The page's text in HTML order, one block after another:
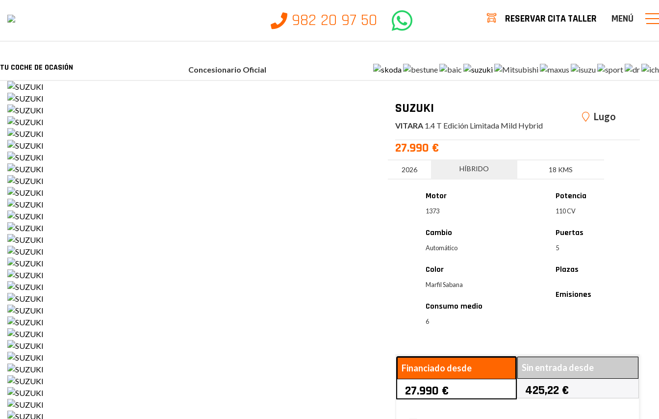
982 20 97 50 RESERVAR CITA TALLER MENÚ
TU COCHE DE OCASIÓN Concesionario Oficial
SUZUKI
VITARA1.4 T Edición Limitada Mild Hybrid
Lugo
27.990 €
2026 HÍBRIDO 18 KMS
Motor
1373
Cambio
Automático
Color
Marfil Sabana
Consumo medio
6
Potencia
110 CV
Puertas
5
Plazas
Emisiones
Financiado desde
27.990 €
Sin entrada desde
425,22 €